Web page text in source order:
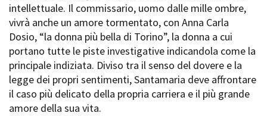
Strutture di servizio
Professionisti
Attrici-Attori
Beginners
LOCATION GUIDE
FILM DATABASE
STRUMENTI
Location - Accedi al tuo
profilo
Location - Nuovo utente
Newsletter
Lavora con noi
intellettuale. Il commissario, uomo dalle mille ombre,
vivrà anche un amore tormentato, con Anna Carla
Dosio, “la donna più bella di Torino”, la donna a cui
portano tutte le piste investigative indicandola come la
principale indiziata. Diviso tra il senso del dovere e la
legge dei propri sentimenti, Santamaria deve affrontare
il caso più delicato della propria carriera e il più grande
amore della sua vita.